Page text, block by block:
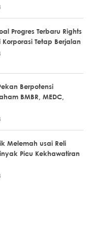
Progres Terbaru Rights
Tetap Berjalan
Berpotensi
BMBR, MEDC,
Melemah usai Reli
Picu Kekhawatiran